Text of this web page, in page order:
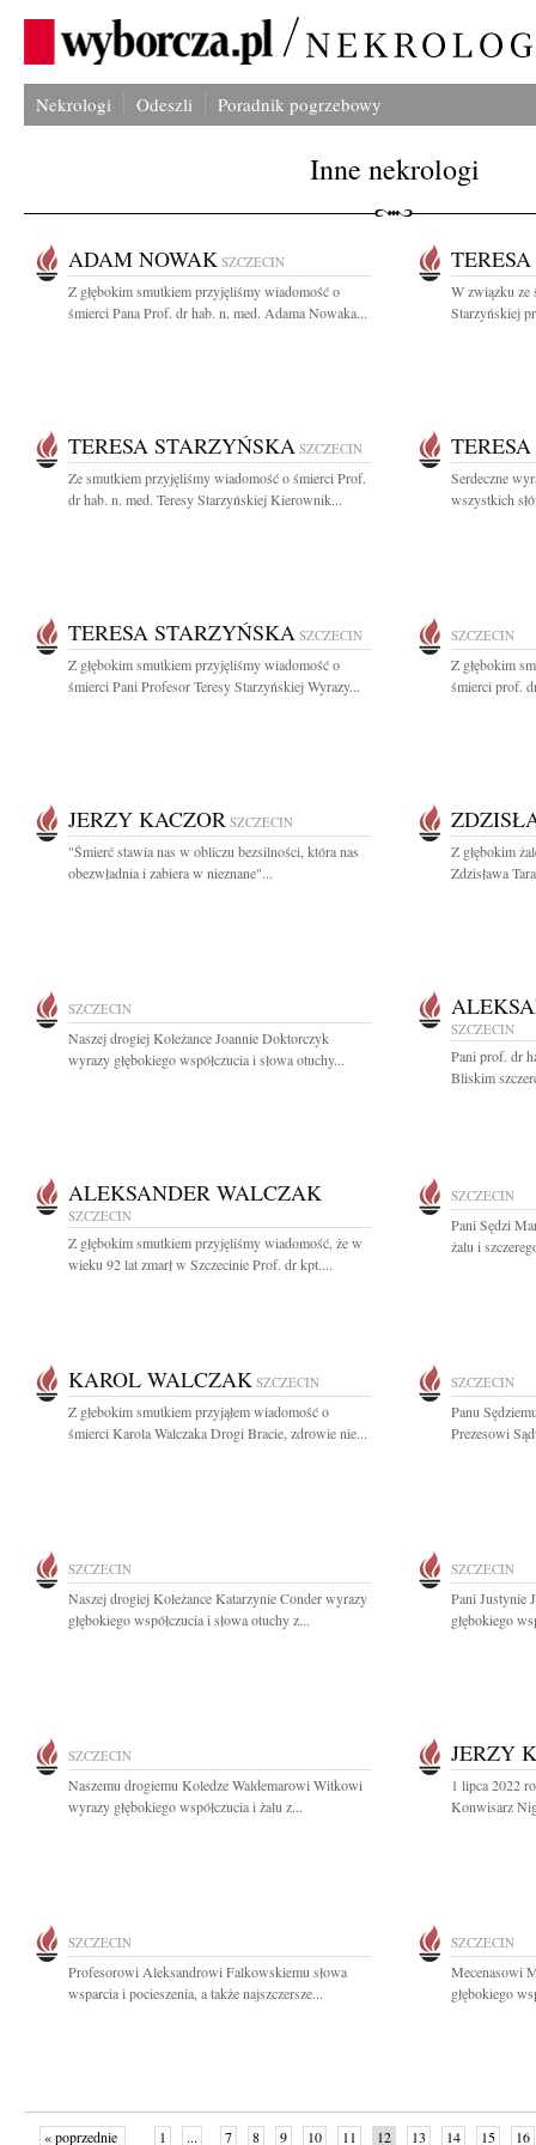
Nekrologi Odeszli Poradnik pogrzebowy
Inne nekrologi
ADAM NOWAK SZCZECIN
Z głębokim smutkiem przyjęliśmy wiadomość o
śmierci Pana Prof. dr hab. n. med. Adama Nowaka...
W związku ze
Starzyńskiej
TERESA STARZYŃSKA SZCZECIN
Ze smutkiem przyjęliśmy wiadomość o śmierci Prof.
dr hab. n. med. Teresy Starzyńskiej Kierownik...
Serdeczne
wszystkich
TERESA STARZYŃSKA SZCZECIN
Z głębokim smutkiem przyjęliśmy wiadomość o
śmierci Pani Profesor Teresy Starzyńskiej Wyrazy...
SZCZECIN
Z głębokim
śmierci prof.
JERZY KACZOR SZCZECIN
"Śmierć stawia nas w obliczu bezsilności, która nas
obezwładnia i zabiera w nieznane"...
Z głębokim
Zdzisława
SZCZECIN
Naszej drogiej Koleżance Joannie Doktorczyk
wyrazy głębokiego współczucia i słowa otuchy...
SZCZECIN
Pani prof. dr
Bliskim
ALEKSANDER WALCZAK
SZCZECIN
Z głębokim smutkiem przyjęliśmy wiadomość, że w
wieku 92 lat zmarł w Szczecinie Prof. dr kpt....
SZCZECIN
Pani Sędzi
żalu i
KAROL WALCZAK SZCZECIN
Z głebokim smutkiem przyjąłem wiadomość o
śmierci Karola Walczaka Drogi Bracie, zdrowie nie...
SZCZECIN
Panu
Prezesowi
SZCZECIN
Naszej drogiej Koleżance Katarzynie Conder wyrazy
głębokiego współczucia i słowa otuchy z...
SZCZECIN
Pani Justynie
głębokiego
SZCZECIN
Naszemu drogiemu Koledze Waldemarowi Witkowi
wyrazy głębokiego współczucia i żalu z...
JERZY
1 lipca 2022
Konwisarz
SZCZECIN
Profesorowi Aleksandrowi Falkowskiemu słowa
wsparcia i pocieszenia, a także najszczersze...
SZCZECIN
Mecenasowi
głębokiego
« poprzednie 1 ... 7 8 9 10 11 12 13 14 15 16